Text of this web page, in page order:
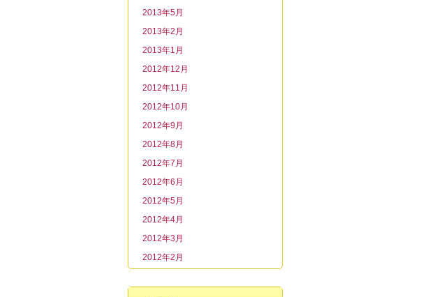
2013年5月
2013年2月
2013年1月
2012年12月
2012年11月
2012年10月
2012年9月
2012年8月
2012年7月
2012年6月
2012年5月
2012年4月
2012年3月
2012年2月